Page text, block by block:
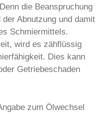
die Beanspruchung
Abnutzung und damit
Schmiermittels.
wird es zähflüssig
Dies kann
Getriebeschaden
zum Ölwechsel